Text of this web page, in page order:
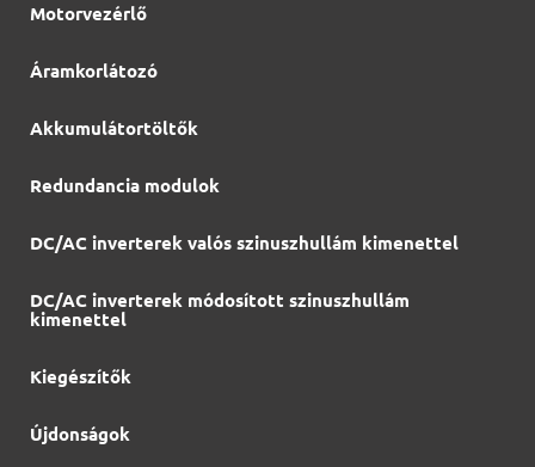
Motorvezérlő
Áramkorlátozó
Akkumulátortöltők
Redundancia modulok
DC/AC inverterek valós szinuszhullám kimenettel
DC/AC inverterek módosított szinuszhullám
kimenettel
Kiegészítők
Újdonságok